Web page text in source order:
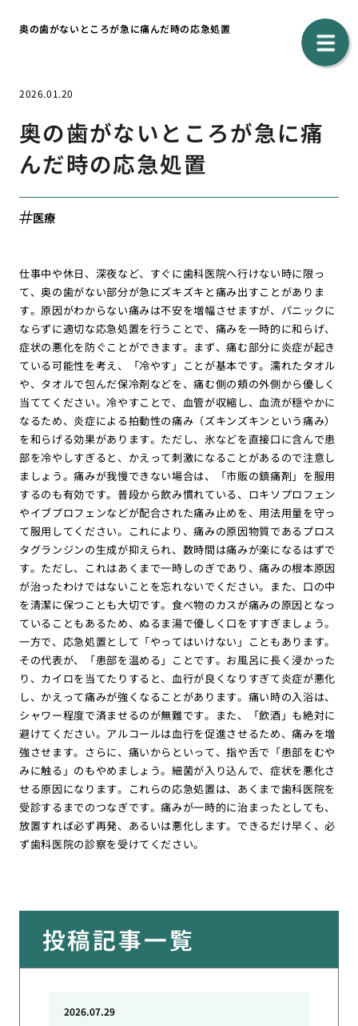
奥の歯がないところが急に痛んだ時の応急処置
2026.01.20
奥の歯がないところが急に痛
んだ時の応急処置
医療
仕事中や休日、深夜など、すぐに歯科医院へ行けない時に限っ
て、奥の歯がない部分が急にズキズキと痛み出すことがありま
す。原因がわからない痛みは不安を増幅させますが、パニックに
ならずに適切な応急処置を行うことで、痛みを一時的に和らげ、
症状の悪化を防ぐことができます。まず、痛む部分に炎症が起き
ている可能性を考え、「冷やす」ことが基本です。濡れたタオル
や、タオルで包んだ保冷剤などを、痛む側の頬の外側から優しく
当ててください。冷やすことで、血管が収縮し、血流が穏やかに
なるため、炎症による拍動性の痛み（ズキンズキンという痛み）
を和らげる効果があります。ただし、氷などを直接口に含んで患
部を冷やしすぎると、かえって刺激になることがあるので注意し
ましょう。痛みが我慢できない場合は、「市販の鎮痛剤」を服用
するのも有効です。普段から飲み慣れている、ロキソプロフェン
やイブプロフェンなどが配合された痛み止めを、用法用量を守っ
て服用してください。これにより、痛みの原因物質であるプロス
タグランジンの生成が抑えられ、数時間は痛みが楽になるはずで
す。ただし、これはあくまで一時しのぎであり、痛みの根本原因
が治ったわけではないことを忘れないでください。また、口の中
を清潔に保つことも大切です。食べ物のカスが痛みの原因となっ
ていることもあるため、ぬるま湯で優しく口をすすぎましょう。
一方で、応急処置として「やってはいけない」こともあります。
その代表が、「患部を温める」ことです。お風呂に長く浸かった
り、カイロを当てたりすると、血行が良くなりすぎて炎症が悪化
し、かえって痛みが強くなることがあります。痛い時の入浴は、
シャワー程度で済ませるのが無難です。また、「飲酒」も絶対に
避けてください。アルコールは血行を促進させるため、痛みを増
強させます。さらに、痛いからといって、指や舌で「患部をむや
みに触る」のもやめましょう。細菌が入り込んで、症状を悪化さ
せる原因になります。これらの応急処置は、あくまで歯科医院を
受診するまでのつなぎです。痛みが一時的に治まったとしても、
放置すれば必ず再発、あるいは悪化します。できるだけ早く、必
ず歯科医院の診察を受けてください。
投稿記事一覧
2026.07.29